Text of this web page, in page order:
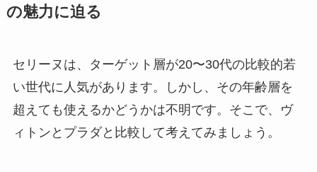
の魅力に迫る
セリーヌは、ターゲット層が20〜30代の比較的若
い世代に人気があります。しかし、その年齢層を
超えても使えるかどうかは不明です。そこで、ヴ
ィトンとプラダと比較して考えてみましょう。